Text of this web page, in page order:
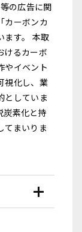
の広告に関
カーボンカ
ます。 本取
けるカーボ
やイベント
視化し、業
としていま
炭素化と持
てまいりま